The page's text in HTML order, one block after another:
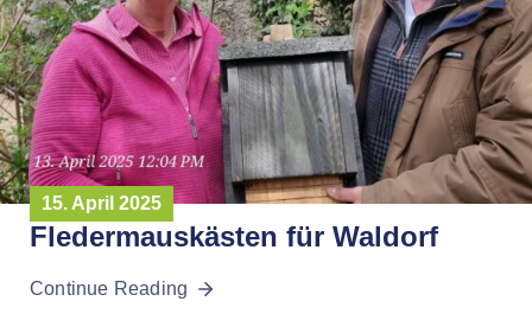
15. April 2025
Fledermauskästen für Waldorf
Continue Reading